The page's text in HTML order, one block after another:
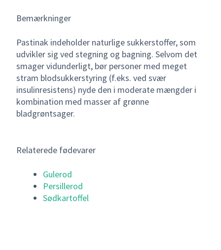
Bemærkninger
Pastinak indeholder naturlige sukkerstoffer, som
udvikler sig ved stegning og bagning. Selvom det
smager vidunderligt, bør personer med meget
stram blodsukkerstyring (f.eks. ved svær
insulinresistens) nyde den i moderate mængder i
kombination med masser af grønne
bladgrøntsager.
Relaterede fødevarer
Gulerod
Persillerod
Sødkartoffel